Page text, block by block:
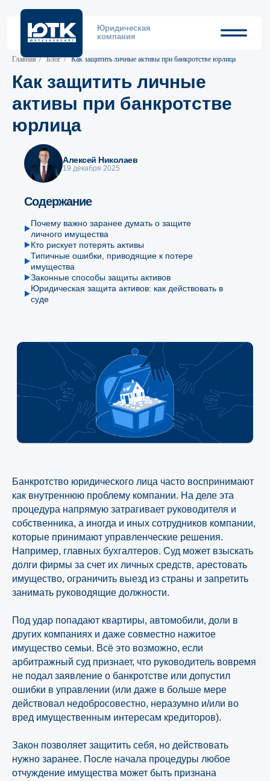
Юридическая
компания
Главная / Блог / Как защитить личные активы при банкротстве юрлица
Как защитить личные
активы при банкротстве
юрлица
Почему важно заранее думать о защите
личного имущества
Кто рискует потерять активы
Типичные ошибки, приводящие к потере
имущества
Законные способы защиты активов
Юридическая защита активов: как действовать в
суде
Содержание
Алексей Николаев
19 декабря 2025
Банкротство юридического лица часто воспринимают
как внутреннюю проблему компании. На деле эта
процедура напрямую затрагивает руководителя и
собственника, а иногда и иных сотрудников компании,
которые принимают управленческие решения.
Например, главных бухгалтеров. Суд может взыскать
долги фирмы за счет их личных средств, арестовать
имущество, ограничить выезд из страны и запретить
занимать руководящие должности.
Под удар попадают квартиры, автомобили, доли в
других компаниях и даже совместно нажитое
имущество семьи. Всё это возможно, если
арбитражный суд признает, что руководитель вовремя
не подал заявление о банкротстве или допустил
ошибки в управлении (или даже в больше мере
действовал недобросовестно, неразумно и/или во
вред имущественным интересам кредиторов).
Закон позволяет защитить себя, но действовать
нужно заранее. После начала процедуры любое
отчуждение имущества может быть признана